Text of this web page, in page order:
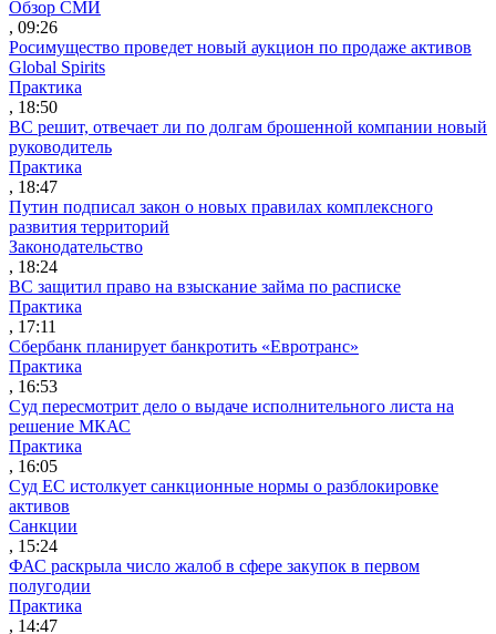
Обзор СМИ
, 09:26
Росимущество проведет новый аукцион по продаже активов
Global Spirits
Практика
, 18:50
ВС решит, отвечает ли по долгам брошенной компании новый
руководитель
Практика
, 18:47
Путин подписал закон о новых правилах комплексного
развития территорий
Законодательство
, 18:24
ВС защитил право на взыскание займа по расписке
Практика
, 17:11
Сбербанк планирует банкротить «Евротранс»
Практика
, 16:53
Суд пересмотрит дело о выдаче исполнительного листа на
решение МКАС
Практика
, 16:05
Суд ЕС истолкует санкционные нормы о разблокировке
активов
Санкции
, 15:24
ФАС раскрыла число жалоб в сфере закупок в первом
полугодии
Практика
, 14:47